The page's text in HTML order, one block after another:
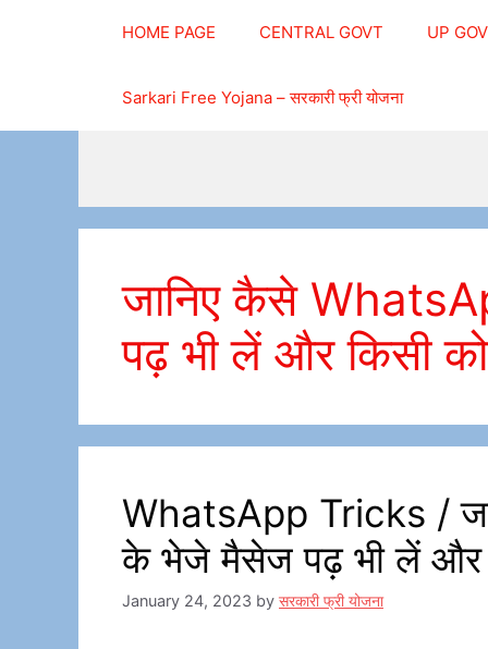
HOME PAGE CENTRAL GOVT UP
Sarkari Free Yojana – सरकारी फ्री योजना
जानिए कैसे
पढ़ भी लें और किसी
WhatsApp Tricks /
के भेजे मैसेज पढ़ भी लें और
January 24, 2023 by सरकारी फ्री योजना